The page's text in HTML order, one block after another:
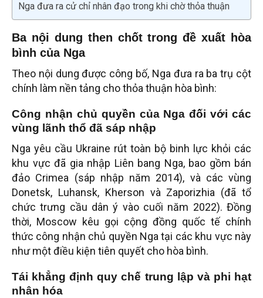
Nga đưa ra cử chỉ nhân đạo trong khi chờ thỏa thuận
Ba nội dung then chốt trong đề xuất hòa
bình của Nga
Theo nội dung được công bố, Nga đưa ra ba trụ cột
chính làm nền tảng cho thỏa thuận hòa bình:
Công nhận chủ quyền của Nga đối với các
vùng lãnh thổ đã sáp nhập
Nga yêu cầu Ukraine rút toàn bộ binh lực khỏi các
khu vực đã gia nhập Liên bang Nga, bao gồm bán
đảo Crimea (sáp nhập năm 2014), và các vùng
Donetsk, Luhansk, Kherson và Zaporizhia (đã tổ
chức trưng cầu dân ý vào cuối năm 2022). Đồng
thời, Moscow kêu gọi cộng đồng quốc tế chính
thức công nhận chủ quyền Nga tại các khu vực này
như một điều kiện tiên quyết cho hòa bình.
Tái khẳng định quy chế trung lập và phi hạt
nhân hóa